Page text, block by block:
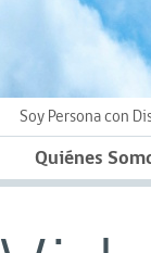
Soy Persona con
Quiénes